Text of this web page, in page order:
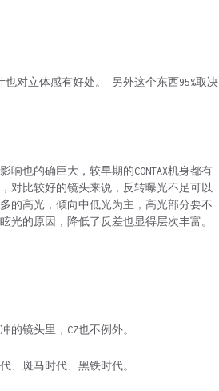
也对立体感有好处。 另外这个东西95%取决
也的确巨大，较早期的CONTAX机身都有
对比较好的镜头来说，反转曝光不足可以
的高光，倾向中低光为主，高光部分要不
光的原因，降低了反差也显得层次丰富。
镜头里，CZ也不例外。
、斑马时代、黑铁时代。